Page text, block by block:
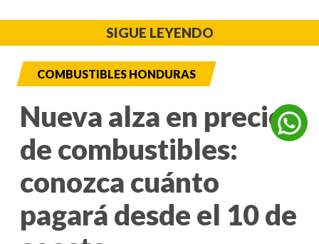
SIGUE LEYENDO
COMBUSTIBLES HONDURAS
Nueva alza en precios
de combustibles:
conozca cuánto
pagará desde el 10 de